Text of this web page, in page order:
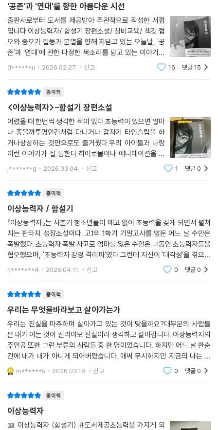
엄청난 굉음과 연기를 뿜어내며 몸이 폭발해 버린 여고생 채수안. 몸이 터
졌다가 곧이어 회복되며 초능력을 갖게 되는, 이른바 ‘대각성’을 일으킨 수
안은 하루아침에 초능력자가 되어 두려움과 호감, 멸시와 기대를 한 몸에
받게 된다. 몇 해 전 초능력자가 일으킨 폭발 때문에 엄마를 떠나보낸 수안
은 인류의 생명과 안전을 괴롭히는 괴물은 사회에서 배제하고 가둬 놓아야
은…!
졸지에 정부기관의 관리 대상이 된 수안은 일상으로 복귀했으나 언제 또
폭발해 피해를 줄지 모른다는 사람들의 불안 때문에 학교에서 따돌림을 받
는다. 학교에서 혼자 다니는 신세가 이어지던 어느 날 하굣길에 체육관 공
사 구조물이 붕괴하는 사고 현장을 맞닥뜨린 수안은 자기도 모르게 초능력
을 써서 학생들의 목숨을 구한 뒤 이를 계기로 같은 반 친구 염우정과 가까
워진다. 모두가 자신에게 괴물이라 손가락질할 때 유일하게 같은 편에 서
구가 되어 새로운 우정을 쌓아간다.
그러던 중 엄마의 죽음에 얽힌 의심스러운 정황을 발견하고 진짜 범인이
누구인지 친구들과 진실을 찾아나서기 시작하며 일생일대 최악의 빌런을
만나게 되는데…
과연 수안은 숨겨진 진실을 밝혀내고 진짜 범인을 잡는 데 성공할 수 있을
까.
“가장 증오하던 존재가 되었을 때, 진짜 성장이 시작된다.”
“처음 초능력자가 되었을 때, 그 ‘우리’에서 벗어난 것이 제일 무서웠다. 머
릿속을 몇 년간 잠식해 온 혐오가 나 자신을 향하는 순간순간이 너무 괴로
웠다. 내 인생은 얼마든지 극단적으로 흘러갈 수 있었다. 그런 결말이 바뀌
게 된 계기는 놀라울 정도로 사소했다.
염우정한테 고맙다는 말을 하려고 뛰어간 것. (중략) 안 해도 그만이었던
작은 행동이 그날 염우정의 목숨을 살리면서 여기까지 이른 것이다” - 「본
문」(286면) 중에서
창비교육 성장소설 열여섯 번째 작품인 『이상능력자』는 초능력이라는 장
치를 통해 우리 삶을 옥죄는 차별과 낙인, 극단주의와 가짜뉴스가 확산되
는 오늘의 풍경을 정면으로 응시한다. 동시에 가장 증오하던 존재가 되었
'공존'과 '연대'를 향한 아름다운 시선
출판사로부터 도서를 제공받아 주관적으로 작성한 서평
입니다 이상능력자/ 함설기 장편소설/ 창비교육/ 책깃 혐
오와 증오가 갈등과 분열을 향해 치닫고 있는 오늘날, '공
존'과 '연대'에 관한 다정한 목소리를 담고 있는 이야기를
만났다. 제12회 교보문고 스토리대상 우수상 수상작 [이
상능력자]다. 함설기 작가는 '초능력'을 소재로 흡입력 강
d******u 2026.02.27. 신고 16 댓글15
종이책
<이상능력자>-함설기 장편소설
어렸을 때 한번씩 생각한 적이 있다.초능력이 있으면 얼마
나 좋을까투명인간처럼 다니거나 갑자기 타임슬립을 하
거나상상하는 것만으로도 즐거웠다.우리 아이들과 나랑
이런 이야기가 잘 통한다.히어로물이나 에니메이션을 많
이 봐서인지갑자기 힘이 쎄지는 헐크나 액션빔을 쏘는 액
션가면이야기를 하며 행복해한다.그런데＜이상능력자＞
j*******g 2026.03.04. 신고 1 댓글0
종이책
이상능력자 / 함설기
『이상능력자』는 사춘기 청소년들이 예고 없이 초능력을 갖게 되면서 펼쳐
지는 판타지 성장소설이다. 고1의 1학기 기말고사를 앞둔 어느 날 수안은
폭발했다. 초능력자 폭발 사고로 엄마를 잃은 수안은 그동안 초능력자들을
혐오했으며, '초능력자 강경 격리파'였다.그런데 자신이 '대각성'을 겪으며
초능력자가 되었다. 가장 싫어하던 초능력자가 자신이라는 사실과 타인의
n*******4 2026.04.11. 신고 0 댓글0
종이책
우리는 무엇을바라보고 살아가는가
우리는 진실을 마주하며 살아가고 있는 것이 맞을까요?대부분의 사람들
은 내가 아는 것이 진리이모 진실이라 생각하고 살아갑니다. 이상능력자의
주인공 또한 그런 부류의 사람들 중 한 명이었습니다. 하지만 어느 날 한순
간에 내가 내가 아니게 되어버렸습니다. 애써 무시하지만 지금의 나는 진
정한 내가 아니게 되었죠. 나의 육체와 정신을 가지고 있지만 그 초능력하
나 때문에 내가 아
m******s 2026.03.19. 신고 0 댓글0
종이책
이상능력자
📖 이상능력자 (함설기) #도서제공초능력을 가지게 되